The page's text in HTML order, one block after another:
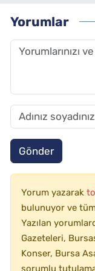
Yorumlar
Gönder
Yorum yazarak
bulunuyor ve
Yazılan
Gazeteleri,
Konser, Bursa
sorumlu